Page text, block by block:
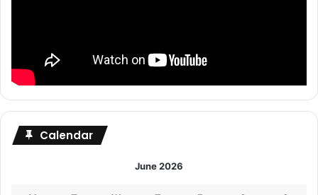
Calendar
June 2026